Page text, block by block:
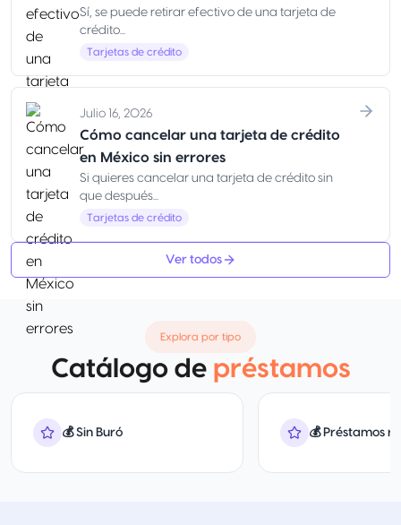
Sí, se puede retirar efectivo de una tarjeta de
crédito...
Tarjetas de crédito
Julio 16, 2026
Cómo cancelar una tarjeta de crédito
en México sin errores
Si quieres cancelar una tarjeta de crédito sin
que después...
Tarjetas de crédito
Ver todos
Explora por tipo
Catálogo de préstamos
💰 Sin Buró 💰 Préstamos